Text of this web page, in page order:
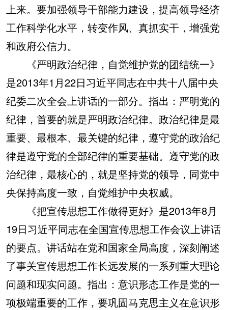
上来。要加强领导干部能力建设，提高领导经济
工作科学化水平，转变作风、真抓实干，增强党
和政府公信力。
《严明政治纪律，自觉维护党的团结统一》
是2013年1月22日习近平同志在中共十八届中央
纪委二次全会上讲话的一部分。指出：严明党的
纪律，首要的就是严明政治纪律。政治纪律是最
重要、最根本、最关键的纪律，遵守党的政治纪
律是遵守党的全部纪律的重要基础。遵守党的政
治纪律，最核心的，就是坚持党的领导，同党中
央保持高度一致，自觉维护中央权威。
《把宣传思想工作做得更好》是2013年8月
19日习近平同志在全国宣传思想工作会议上讲话
的要点。讲话站在党和国家全局高度，深刻阐述
了事关宣传思想工作长远发展的一系列重大理论
问题和现实问题。指出：意识形态工作是党的一
项极端重要的工作，要巩固马克思主义在意识形